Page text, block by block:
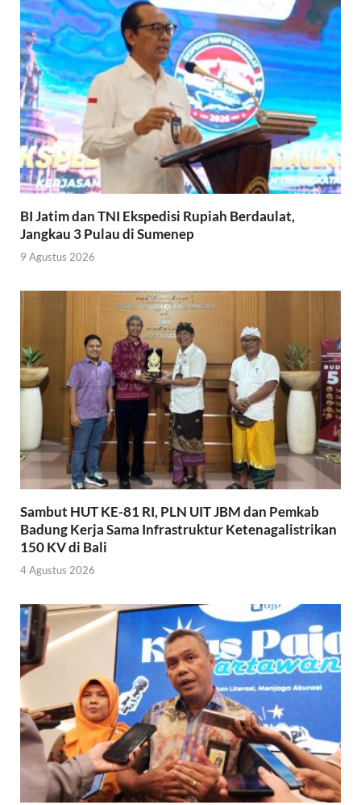
BI Jatim dan TNI Ekspedisi Rupiah Berdaulat,
Jangkau 3 Pulau di Sumenep
9 Agustus 2026
Sambut HUT KE-81 RI, PLN UIT JBM dan Pemkab
Badung Kerja Sama Infrastruktur Ketenagalistrikan
150 KV di Bali
4 Agustus 2026